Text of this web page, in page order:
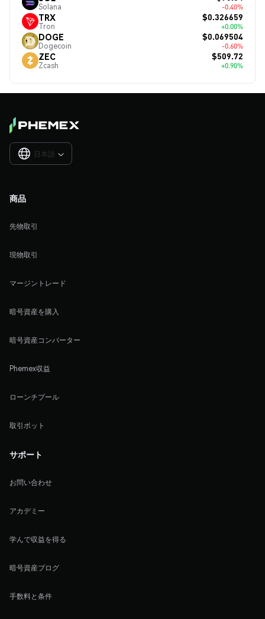
Solana -0.40%
TRX
Tron
$0.326659
+0.00%
DOGE
Dogecoin
$0.069504
-0.60%
ZEC
Zcash
$509.72
+0.90%
日本語 
商品
先物取引
現物取引
マージントレード
暗号資産を購入
暗号資産コンバーター
Phemex収益
ローンチプール
取引ボット
サポート
お問い合わせ
アカデミー
学んで収益を得る
暗号資産ブログ
手数料と条件